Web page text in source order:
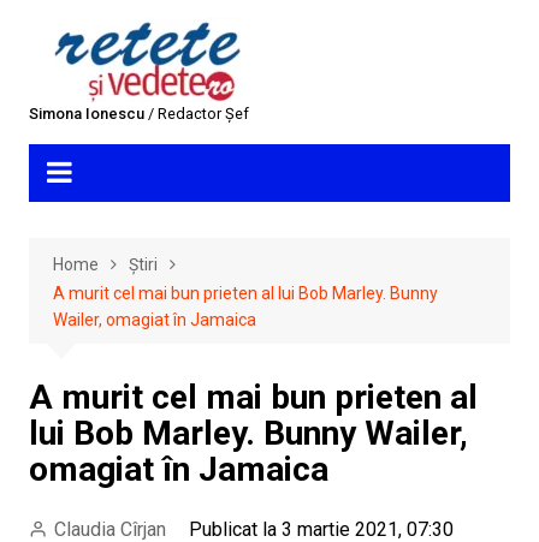
Simona Ionescu/ Redactor Șef
Home
Știri
A murit cel mai bun prieten al lui Bob Marley. Bunny
Wailer, omagiat în Jamaica
A murit cel mai bun prieten al
lui Bob Marley. Bunny Wailer,
omagiat în Jamaica
Claudia Cîrjan Publicat la 3 martie 2021, 07:30